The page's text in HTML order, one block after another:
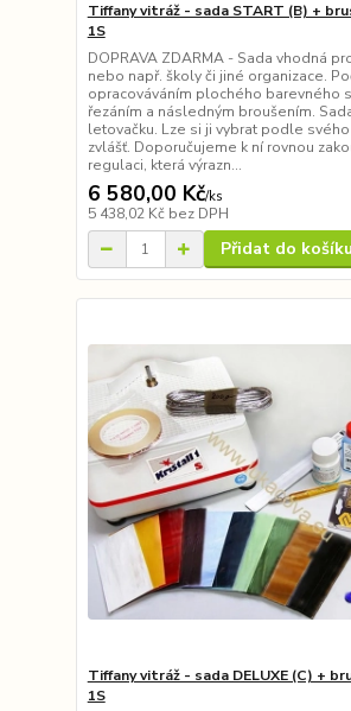
Tiffany vitráž - sada START (B) +
1S
DOPRAVA ZDARMA - Sada vhodná
nebo např. školy či jiné organizace.
opracováváním plochého barevného
řezáním a následným broušením.
letovačku. Lze si ji vybrat podle
zvlášť. Doporučujeme k ní rovnou
regulaci, která výrazn...
6 580,00 Kč/ks
5 438,02 Kč bez DPH
Přidat do košíku
Tiffany vitráž - sada DELUXE (C) +
1S